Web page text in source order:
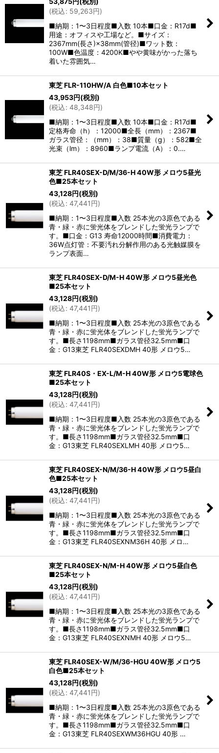
(税込: 59,263円)
■納期：1〜3日程度■入数 10本■口金：R17d■
用途：オフィスや工場など。■サイズ：
2367mm(長さ)×38mm(管径)■ワット数：
100W■色温度：4200K■やや黄味がかった落ち
着いた雰囲気…
東芝 FLR-110HW/A 白色■10本セット
43,953円(税別)
(税込: 48,348円)
■納期：1〜3日程度■入数 10本■口金：R17d■
定格寿命（h）：12000■全長（mm）：2367■
ガラス管径：（mm）：38■質量（g）：582■全
光束（lm）：8960■ランプ電流（A）：0.…
東芝 FLR40SEX-D/M/36-H 40W形 メロウ5昼光
色■25本セット
43,128円(税別)
(税込: 47,441円)
■納期：1〜3日程度■入数 25本光の3原色である
青・緑・赤に蛍光体をブレンドした蛍光ランプで
す。■口金：G13 寿命12000時間■消費電力：
36W点灯管：不要汚れ分解作用のある光触媒膜を
ランプ表面…
東芝 FLR40SEX-D/M-H 40W形 メロウ5昼光色
■25本セット
43,128円(税別)
(税込: 47,441円)
■納期：1〜3日程度■入数 25本光の3原色である
青・緑・赤に蛍光体をブレンドした蛍光ランプで
す。■長さ1198mm■ガラス管径32.5mm■口
金：G13東芝 FLR40SEXDMH 40形 メロウ5…
東芝 FLR40S・EX-L/M-H 40W形 メロウ5電球色
■25本セット
43,128円(税別)
(税込: 47,441円)
■納期：1〜3日程度■入数 25本光の3原色である
青・緑・赤に蛍光体をブレンドした蛍光ランプで
す。■長さ1198mm■ガラス管径32.5mm■口
金：G13東芝 FLR40SEXLMH 40形 メロウ5…
東芝 FLR40SEX-N/M/36-H 40W形 メロウ5昼白
色■25本セット
43,128円(税別)
(税込: 47,441円)
■納期：1〜3日程度■入数 25本光の3原色である
青・緑・赤に蛍光体をブレンドした蛍光ランプで
す。■長さ1198mm■ガラス管径32.5mm■口
金：G13東芝 FLR40SEXNM36H 40形 メロ…
東芝 FLR40SEX-N/M-H 40W形 メロウ5昼白色
■25本セット
43,128円(税別)
(税込: 47,441円)
■納期：1〜3日程度■入数 25本光の3原色である
青・緑・赤に蛍光体をブレンドした蛍光ランプで
す。■長さ1198mm■ガラス管径32.5mm■口
金：G13東芝 FLR40SEXNMH 40形 メロウ5…
東芝 FLR40SEX-W/M/36-HGU 40W形 メロウ5
白色■25本セット
43,128円(税別)
(税込: 47,441円)
■納期：1〜3日程度■入数 25本光の3原色である
青・緑・赤に蛍光体をブレンドした蛍光ランプで
す。■長さ1198mm■ガラス管径32.5mm■口
金：G13東芝 FLR40SEXWM36HGU 40形 …